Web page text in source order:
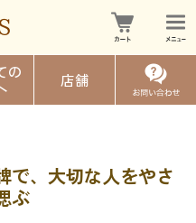
の
店舗
で、大切な人をやさ
ぶ